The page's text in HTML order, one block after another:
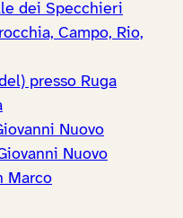
dei Specchieri
Campo, Rio,
presso Ruga
Nuovo
Nuovo
Marco